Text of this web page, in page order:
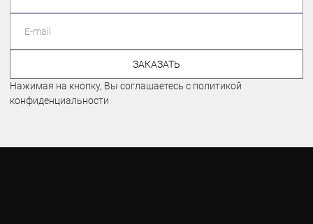
ЗАКАЗАТЬ
Нажимая на кнопку, Вы соглашаетесь с политикой
конфиденциальности